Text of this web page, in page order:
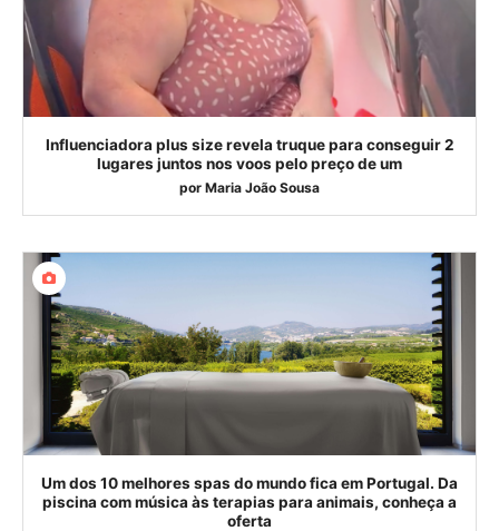
Influenciadora plus size revela truque para conseguir 2
lugares juntos nos voos pelo preço de um
por Maria João Sousa
Um dos 10 melhores spas do mundo fica em Portugal. Da
piscina com música às terapias para animais, conheça a
oferta